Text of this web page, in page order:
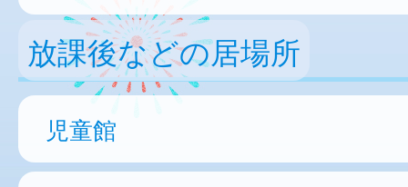
放課後などの居場所
児童館